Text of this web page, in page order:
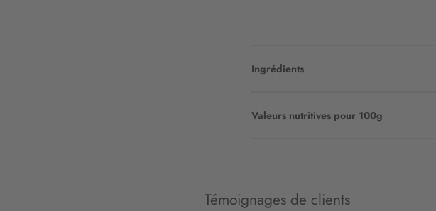
Ingrédients
Valeurs nutritives pour 100g
Témoignages de clients